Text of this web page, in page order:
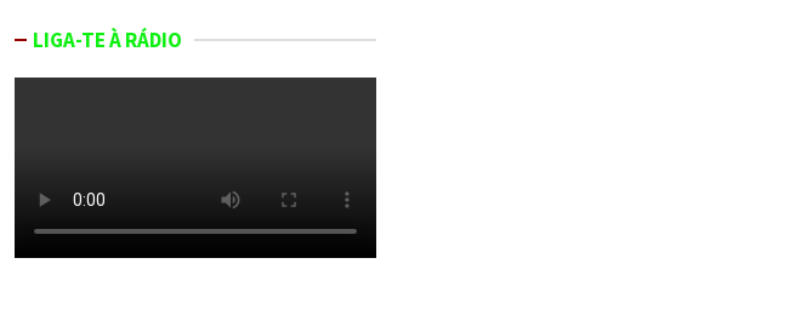
LIGA-TE À RÁDIO